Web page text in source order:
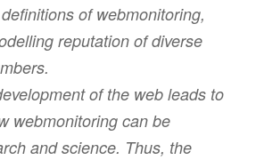
of webmonitoring,
reputation of diverse
of the web leads to
webmonitoring can be
and science. Thus, the